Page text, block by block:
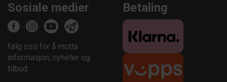
Sosiale medier
følg oss for å motta
informasjon, nyheter og
tilbud
Betaling